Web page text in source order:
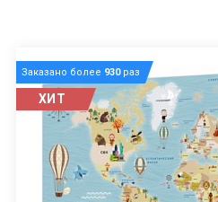
Заказано более 930раз
ХИТ